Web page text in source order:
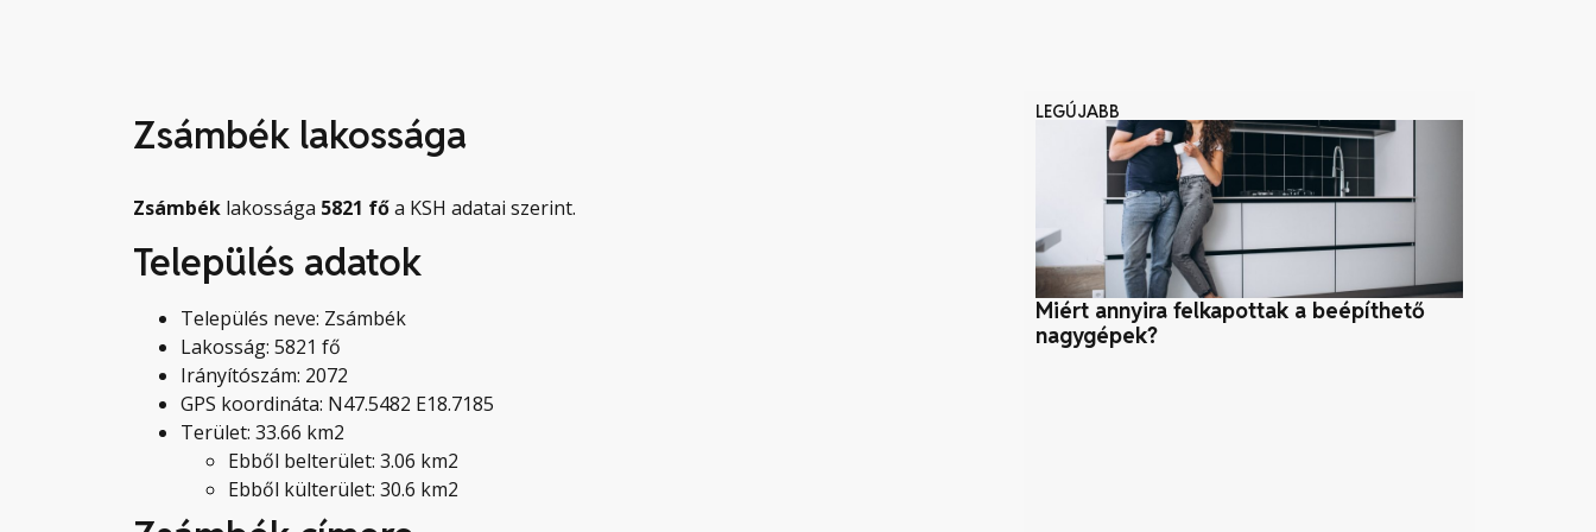
Zsámbék lakossága
Zsámbék lakossága 5821 főa KSH adatai szerint.
Település adatok
Település neve: Zsámbék
Lakosság: 5821 fő
Irányítószám: 2072
GPS koordináta: N47.5482 E18.7185
Terület: 33.66 km2
Ebből belterület: 3.06 km2
Ebből külterület: 30.6 km2
LEGÚJABB
Miért annyira felkapottak a beépíthető
nagygépek?